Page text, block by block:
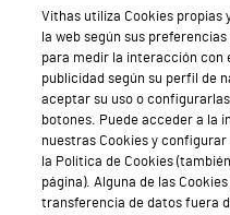
Teléfono
Vithas utiliza Cookies propias
la web según sus
para medir la interacción con
publicidad según su perfil de
aceptar su uso o
botones. Puede acceder a la
nuestras Cookies y
la Política de Cookies
página). Alguna de las
transferencia de datos fuera